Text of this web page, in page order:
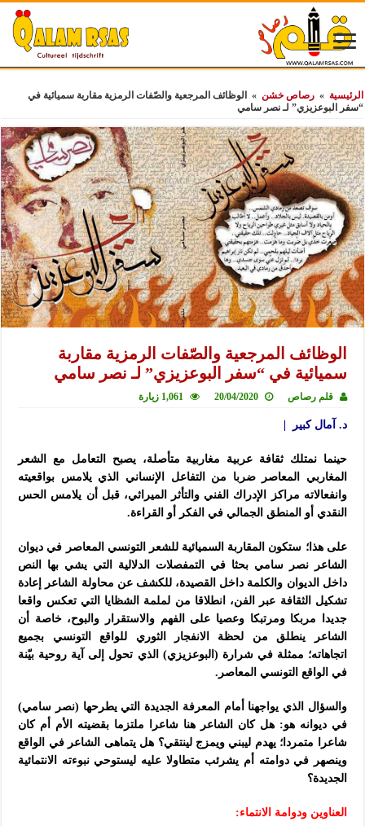
الرئيسية » رصاص خشن »
الوظائف المرجعية والصّفات الرمزية مقاربة سميائية في
“سفر البوعزيزي” لـ نصر سامي
الوظائف المرجعية والصّفات الرمزية مقاربة
سميائية في “سفر البوعزيزي” لـ نصر سامي
قلم رصاص 20/04/2020 1,061 زيارة
د. آمال كبير |
حينما نمتلك ثقافة عربية مغاربية متأصلة، يصبح التعامل مع الشعر
المغاربي المعاصر ضربا من التفاعل الإنساني الذي يلامس بواقعيته
وانفعالاته مراكز الإدراك الفني والتأثر الميراثي، قبل أن يلامس الحس
النقدي أو المنطق الجمالي في الفكر أو القراءة.
على هذا؛ ستكون المقاربة السميائية للشعر التونسي المعاصر في ديوان
الشاعر نصر سامي بحثا في التمفصلات الدلالية التي يشي بها النص
داخل الديوان والكلمة داخل القصيدة، للكشف عن محاولة الشاعر إعادة
تشكيل الثقافة عبر الفن، انطلاقا من لملمة الشظايا التي تعكس واقعا
جديدا مربكا ومرتبكا وعصيا على الفهم والاستقرار والبوح، خاصة أن
الشاعر ينطلق من لحظة الانفجار الثوري للواقع التونسي بجميع
اتجاهاته؛ ممثلة في شرارة (البوعزيزي) الذي تحول إلى آية روحية بيّنة
في الواقع التونسي المعاصر.
والسؤال الذي يواجهنا أمام المعرفة الجديدة التي يطرحها (نصر سامي)
في ديوانه هو: هل كان الشاعر هنا شاعرا ملتزما بقضيته الأم أم كان
شاعرا متمردا؛ يهدم ليبني ويمزج لينتقي؟ هل يتماهى الشاعر في الواقع
وينصهر في دوامته أم يشرئب متطاولا عليه ليستوحي نبوءته الانتمائية
الجديدة؟
العناوين ودوامة الانتماء: